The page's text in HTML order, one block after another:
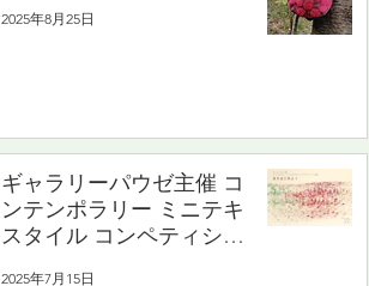
2025年8月25日
ギャラリーパウゼ主催 コ
ンテンポラリー ミニテキ
スタイル コンペティショ
2025年7月15日